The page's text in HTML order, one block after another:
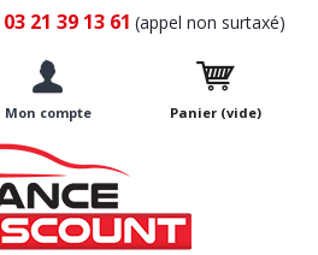
03 21 39 13 61 (appel non surtaxé)
Mon compte Panier (vide)